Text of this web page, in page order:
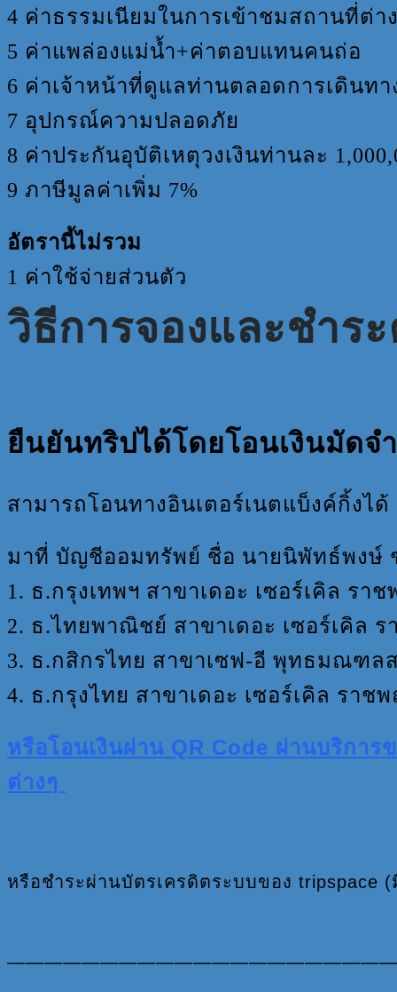
4 ค่าธรรมเนียมในการเข้าชมสถานที่ต่า
5 ค่าแพล่องแม่น้ำ+ค่าตอบแทนคนถ่อ
6 ค่าเจ้าหน้าที่ดูแลท่านตลอดการเดินทา
7 อุปกรณ์ความปลอดภัย
8 ค่าประกันอุบัติเหตุวงเงินท่านละ
9 ภาษีมูลค่าเพิ่ม 7%
อัตรานี้ไม่รวม
1 ค่าใช้จ่ายส่วนตัว
วิธีการจองและชำร
ยืนยันทริปได้โดยโอนเงินมัดจ
สามารถโอนทางอินเตอร์เนตแบ็งค์กิ้งได้
มาที่ บัญชีออมทรัพย์ ชื่อ นายนิพัทธ์พงษ์
1. ธ.กรุงเทพฯ สาขาเดอะ เซอร์เคิล รา
2. ธ.ไทยพาณิชย์ สาขาเดอะ เซอร์เคิล ร
3. ธ.กสิกรไทย สาขาเซฟ-อี พุทธมณฑลส
4. ธ.กรุงไทย สาขาเดอะ เซอร์เคิล ราช
หรือโอนเงินผ่าน QR Code ผ่านบริกา
ต่างๆ
หรือชำระผ่านบัตรเครดิตระบบของ tripspace